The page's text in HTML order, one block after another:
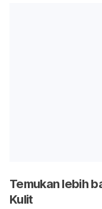
Temukan lebih
Kulit